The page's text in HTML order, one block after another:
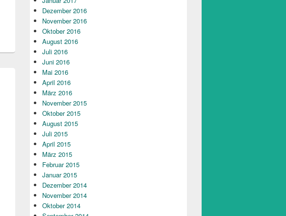
Dezember 2016
November 2016
Oktober 2016
August 2016
Juli 2016
Juni 2016
Mai 2016
April 2016
März 2016
November 2015
Oktober 2015
August 2015
Juli 2015
April 2015
März 2015
Februar 2015
Januar 2015
Dezember 2014
November 2014
Oktober 2014